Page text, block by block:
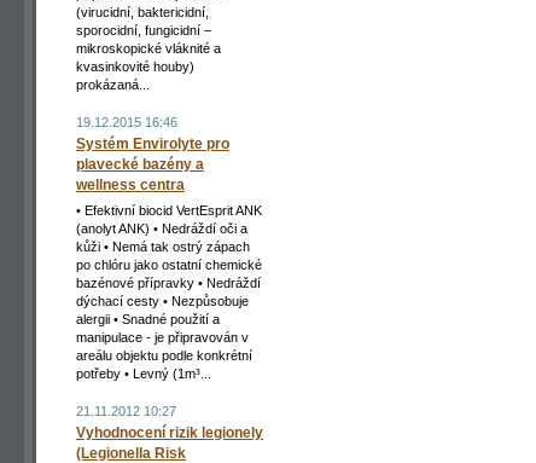
(virucidní, baktericidní,
sporocidní, fungicidní –
mikroskopické vláknité a
kvasinkovité houby)
prokázaná...
19.12.2015 16:46
Systém Envirolyte pro
plavecké bazény a
wellness centra
• Efektivní biocid VertEsprit ANK
(anolyt ANK) • Nedráždí oči a
kůži • Nemá tak ostrý zápach
po chlóru jako ostatní chemické
bazénové přípravky • Nedráždí
dýchací cesty • Nezpůsobuje
alergii • Snadné použití a
manipulace - je připravován v
areálu objektu podle konkrétní
potřeby • Levný (1m³...
21.11.2012 10:27
Vyhodnocení rizik legionely
(Legionella Risk